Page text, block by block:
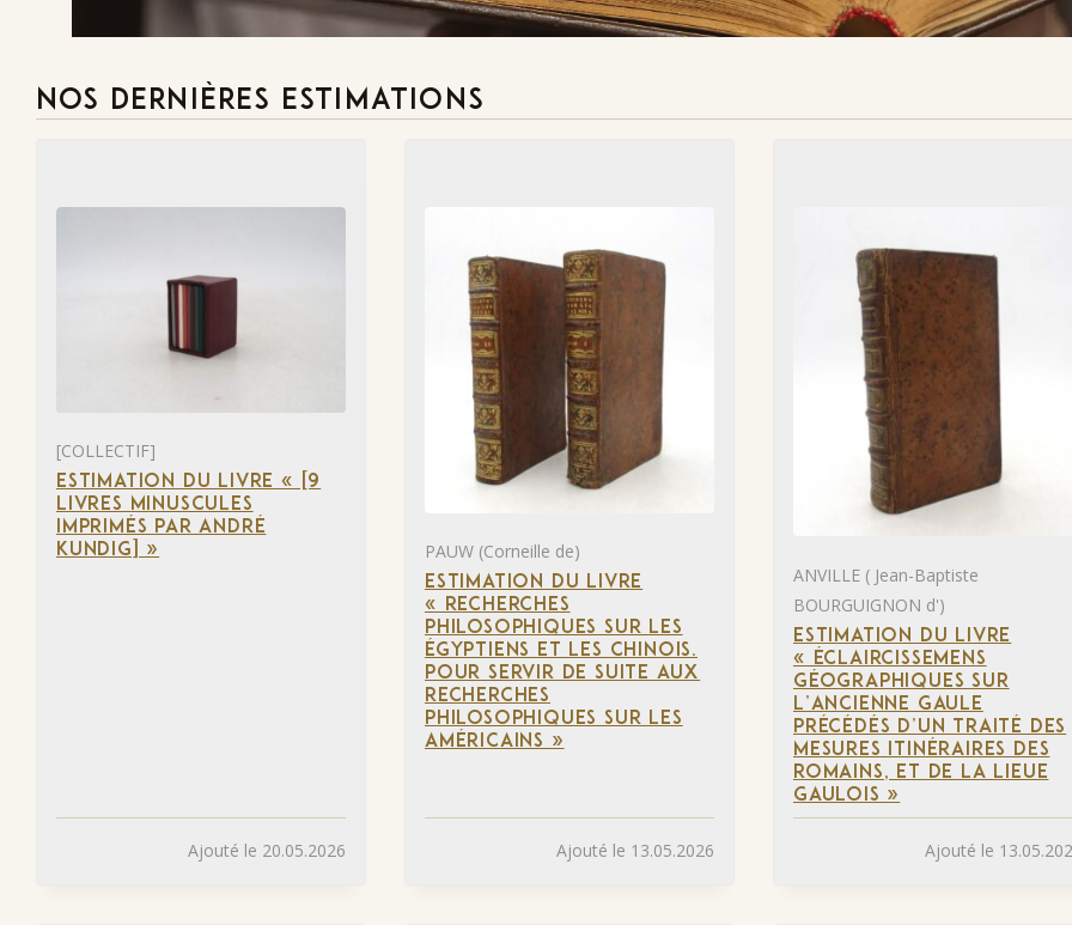
NOS DERNIÈRES ESTIMATIONS
[COLLECTIF]
ESTIMATION DU LIVRE « [9
LIVRES MINUSCULES
IMPRIMÉS PAR ANDRÉ
KUNDIG] »
Ajouté le 20.05.2026
PAUW (Corneille de)
ESTIMATION DU LIVRE
« RECHERCHES
PHILOSOPHIQUES SUR LES
ÉGYPTIENS ET LES CHINOIS.
POUR SERVIR DE SUITE AUX
RECHERCHES
PHILOSOPHIQUES SUR LES
AMÉRICAINS »
Ajouté le 13.05.2026
ANVILLE ( Jean-Baptiste
BOURGUIGNON d')
ESTIMATION DU LIVRE
« ÉCLAIRCISSEMENS
GÉOGRAPHIQUES SUR
L’ANCIENNE GAULE
PRÉCÉDÉS D’UN TRAITÉ DES
MESURES ITINÉRAIRES DES
ROMAINS, ET DE LA LIEUE
GAULOIS »
Ajouté le